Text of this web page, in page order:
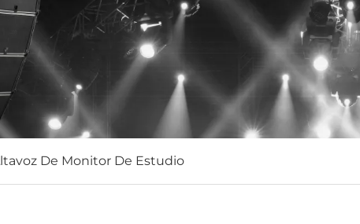
De Monitor De Estudio